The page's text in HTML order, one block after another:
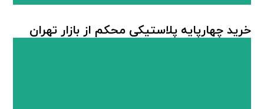
خرید چهارپایه پلاستیکی محکم از بازار تهران